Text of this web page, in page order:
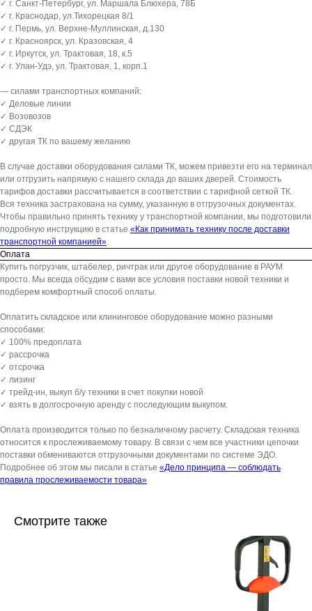
✓ г. Санкт-Петербург, ул. Маршала Блюхера, 78Б
✓ г. Краснодар, ул.Тихорецкая 8/1
✓ г. Пермь, ул. Верхне-Муллинская, д.130
✓ г. Красноярск, ул. Кразовская, 4
✓ г. Иркутск, ул. Трактовая, 18, к.5
✓ г. Улан-Удэ, ул. Трактовая, 1, корп.1
— силами транспортных компаний:
✓ Деловые линии
✓ Возовозов
✓ СДЭК
✓ другая ТК по вашему желанию
В случае доставки оборудования силами ТК, можем привезти его на терминал
или отгрузить напрямую с нашего склада до ваших дверей. Стоимость
тарифов доставки рассчитывается в соответствии с тарифной сеткой ТК.
Вся техника застрахована на сумму, указанную в отгрузочных документах.
Чтобы правильно принять технику у транспортной компании, мы подготовили
подробную инструкцию в статье «Как принимать технику после доставки
транспортной компанией».
Оплата
Купить погрузчик, штабелер, ричтрак или другое оборудование в РАУМ
просто. Мы всегда обсудим с вами все условия поставки новой техники и
подберем комфортный способ оплаты.
Оплатить складское или клининговое оборудование можно разными
способами:
✓ 100% предоплата
✓ рассрочка
✓ отсрочка
✓ лизинг
✓ трейд-ин, выкуп б/у техники в счет покупки новой
✓ взять в долгосрочную аренду с последующим выкупом.
Оплата производится только по безналичному расчету. Складская техника
относится к прослеживаемому товару. В связи с чем все участники цепочки
поставки обмениваются отгрузочными документами по системе ЭДО.
Подробнее об этом мы писали в статье «Дело принципа — соблюдать
правила прослеживаемости товара»
Смотрите также